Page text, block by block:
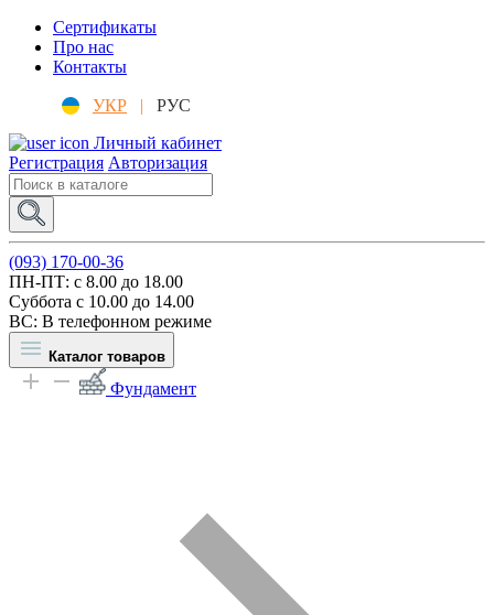
Сертификаты
Про нас
Контакты
УКР |
РУС
Личный кабинет
Регистрация Авторизация
(093) 170-00-36
ПН-ПТ: c 8.00 до 18.00
Суббота с 10.00 до 14.00
ВС: В телефонном режиме
Каталог товаров
Фундамент